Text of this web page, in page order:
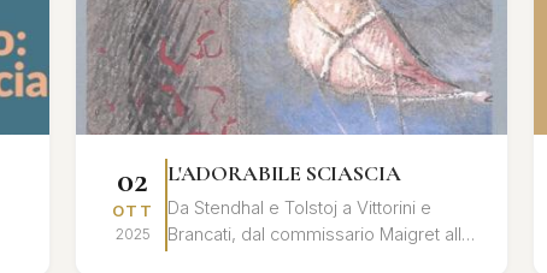
02
OTT
2025
L'ADORABILE SCIASCIA
Da Stendhal e Tolstoj a Vittorini e
Brancati, dal commissario Maigret alla